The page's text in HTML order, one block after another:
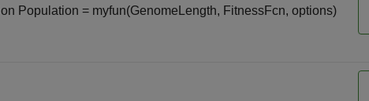
Population = myfun(GenomeLength, FitnessFcn, options)